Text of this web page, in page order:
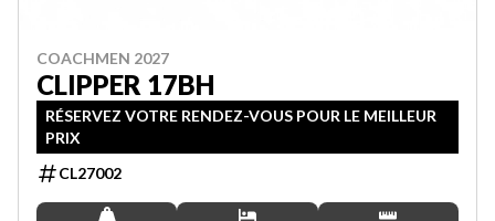
COACHMEN 2027
CLIPPER 17BH
RÉSERVEZ VOTRE RENDEZ-VOUS POUR LE MEILLEUR
PRIX
CL27002